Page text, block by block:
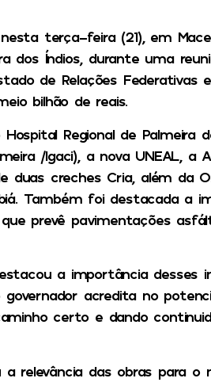
terça-feira (21), em
dos Índios, durante uma
de Relações Federativas
bilhão de reais.
Regional de Palmeira
/Igaci), a nova UNEAL, a
duas creches Cria, além da
Também foi destacada a
prevê pavimentações
a importância desses
acredita no
certo e dando
das obras para o